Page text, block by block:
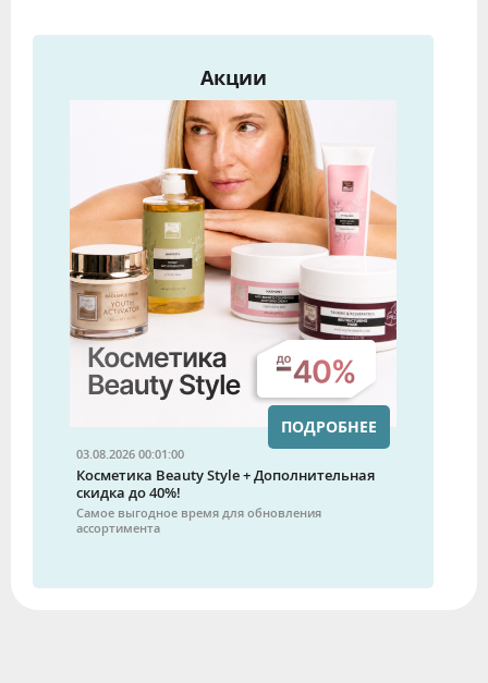
Акции
03.08.2026 00:01:00
Косметика Beauty Style + Дополнительная
скидка до 40%!
Самое выгодное время для обновления
ассортимента
ПОДРОБНЕЕ